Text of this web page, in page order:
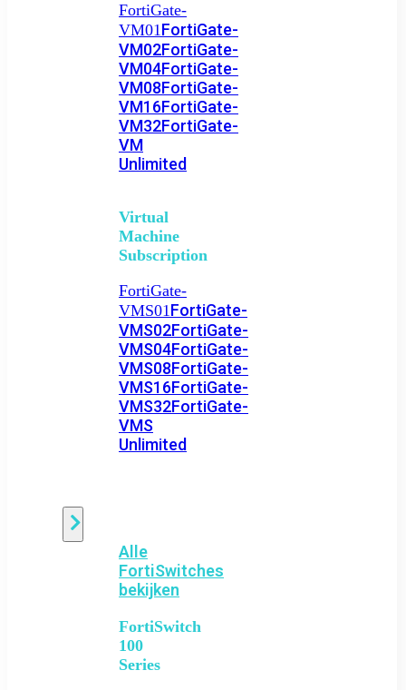
FortiGate-
VM01FortiGate-
VM02FortiGate-
VM04FortiGate-
VM08FortiGate-
VM16FortiGate-
VM32FortiGate-
VM
Unlimited
Virtual
Machine
Subscription
FortiGate-
VMS01FortiGate-
VMS02FortiGate-
VMS04FortiGate-
VMS08FortiGate-
VMS16FortiGate-
VMS32FortiGate-
VMS
Unlimited
Alle
FortiSwitches
bekijken
FortiSwitch
100
Series